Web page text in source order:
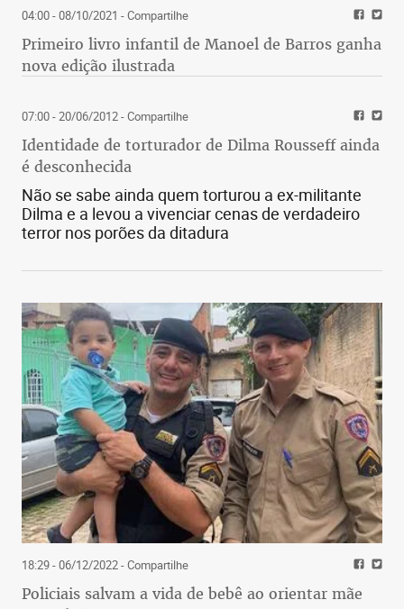
04:00 - 08/10/2021 - Compartilhe
Primeiro livro infantil de Manoel de Barros ganha
nova edição ilustrada
07:00 - 20/06/2012- Compartilhe
Identidade de torturador de Dilma Rousseff ainda
é desconhecida
Não se sabe ainda quem torturou a ex-militante
Dilma e a levou a vivenciar cenas de verdadeiro
terror nos porões da ditadura
18:29 - 06/12/2022- Compartilhe
Policiais salvam a vida de bebê ao orientar mãe